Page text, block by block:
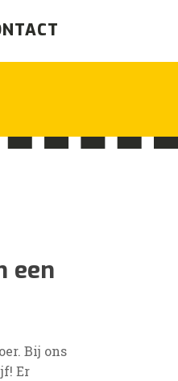
een
Bij ons
Er